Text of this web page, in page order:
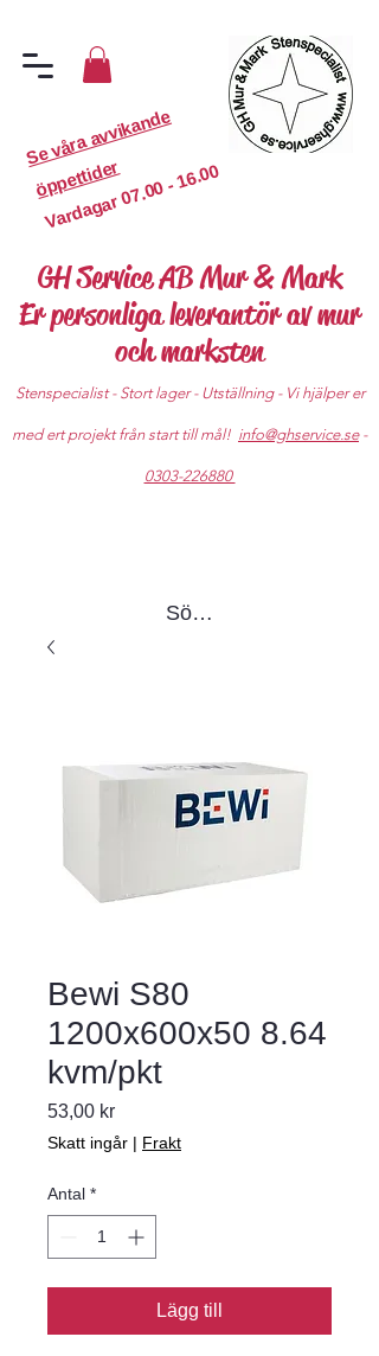
S
e
v
år
a
a
v
vi
k
a
n
d
e
ö
p
p
etti
d
er
Vardagar
07.00 - 16.00
GH Service AB Mur & Mark
Er personliga leverantör av mur
och marksten
Stenspecialist - Stort lager - Utställning - Vi hjälper er
med ert projekt från start till mål! info@ghservice.se-
0303-226880
Sök produkter
Bewi S80
1200x600x50 8.64
kvm/pkt
53,00 krPris
Skatt ingår | Frakt
Antal *
Lägg till